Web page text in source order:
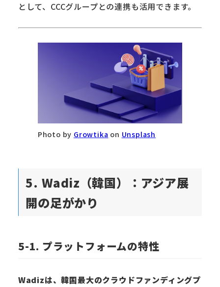
として、CCCグループとの連携も活用できます。
Photo by Growtika on Unsplash
5. Wadiz（韓国）：アジア展
開の足がかり
5-1. プラットフォームの特性
Wadizは、韓国最大のクラウドファンディングプ